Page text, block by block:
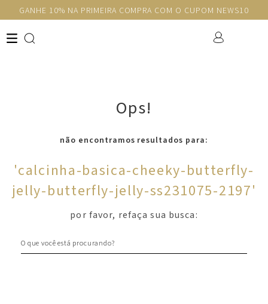
GANHE 10% NA PRIMEIRA COMPRA COM O CUPOM NEWS10
Ops!
não encontramos resultados para:
'calcinha-basica-cheeky-butterfly-
jelly-butterfly-jelly-ss231075-2197'
por favor, refaça sua busca: